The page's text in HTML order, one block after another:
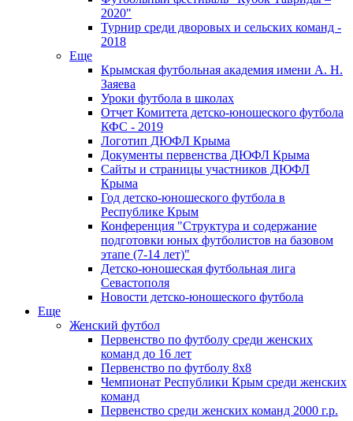
2020"
Турнир среди дворовых и сельских команд -
2018
Еще
Крымская футбольная академия имени А. Н.
Заяева
Уроки футбола в школах
Отчет Комитета детско-юношеского футбола
КФС - 2019
Логотип ДЮФЛ Крыма
Документы первенства ДЮФЛ Крыма
Сайты и страницы участников ДЮФЛ
Крыма
Год детско-юношеского футбола в
Республике Крым
Конференция "Структура и содержание
подготовки юных футболистов на базовом
этапе (7-14 лет)"
Детско-юношеская футбольная лига
Севастополя
Новости детско-юношеского футбола
Еще
Женский футбол
Первенство по футболу среди женских
команд до 16 лет
Первенство по футболу 8х8
Чемпионат Республики Крым среди женских
команд
Первенство среди женских команд 2000 г.р.